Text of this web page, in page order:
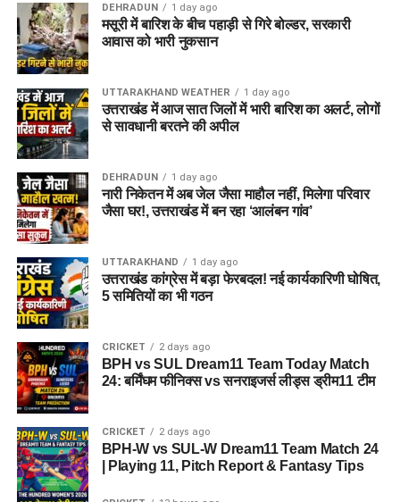
DEHRADUN 1 day ago
मसूरी में बारिश के बीच पहाड़ी से गिरे बोल्डर, सरकारी
आवास को भारी नुकसान
UTTARAKHAND WEATHER 1 day ago
उत्तराखंड में आज सात जिलों में भारी बारिश का अलर्ट, लोगों
से सावधानी बरतने की अपील
DEHRADUN 1 day ago
नारी निकेतन में अब जेल जैसा माहौल नहीं, मिलेगा परिवार
जैसा घर!, उत्तराखंड में बन रहा ‘आलंबन गांव’
UTTARAKHAND 1 day ago
उत्तराखंड कांग्रेस में बड़ा फेरबदल! नई कार्यकारिणी घोषित,
5 समितियों का भी गठन
CRICKET 2 days ago
BPH vs SUL Dream11 Team Today Match
24: बर्मिंघम फीनिक्स vs सनराइजर्स लीड्स ड्रीम11 टीम
CRICKET 2 days ago
BPH-W vs SUL-W Dream11 Team Match 24
| Playing 11, Pitch Report & Fantasy Tips